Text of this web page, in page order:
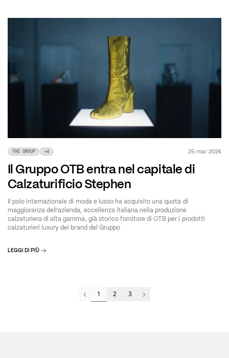
THE GROUP +4 25 mar 2024
Il Gruppo OTB entra nel capitale di
Calzaturificio Stephen
Il polo internazionale di moda e lusso ha acquisito una quota di
maggioranza dell’azienda, eccellenza italiana nella produzione
calzaturiera di alta gamma, già storico fornitore di OTB per i prodotti
calzaturieri luxury dei brand del Gruppo
LEGGI DI PIÙ
1 2 3